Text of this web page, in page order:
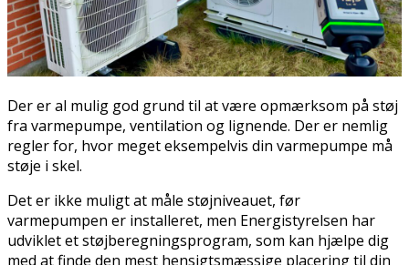
Der er al mulig god grund til at være opmærksom på støj
fra varmepumpe, ventilation og lignende. Der er nemlig
regler for, hvor meget eksempelvis din varmepumpe må
støje i skel.
Det er ikke muligt at måle støjniveauet, før
varmepumpen er installeret, men Energistyrelsen har
udviklet et støjberegningsprogram, som kan hjælpe dig
med at finde den mest hensigtsmæssige placering til din